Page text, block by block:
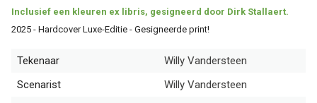
Inclusief een kleuren ex libris, gesigneerd door Dirk Stallaert.
2025 - Hardcover Luxe-Editie - Gesigneerde print!
Tekenaar
Willy Vandersteen
Scenarist
Willy Vandersteen